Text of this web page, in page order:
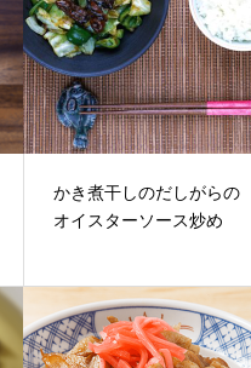
かき煮干しのだしがらの
オイスターソース炒め